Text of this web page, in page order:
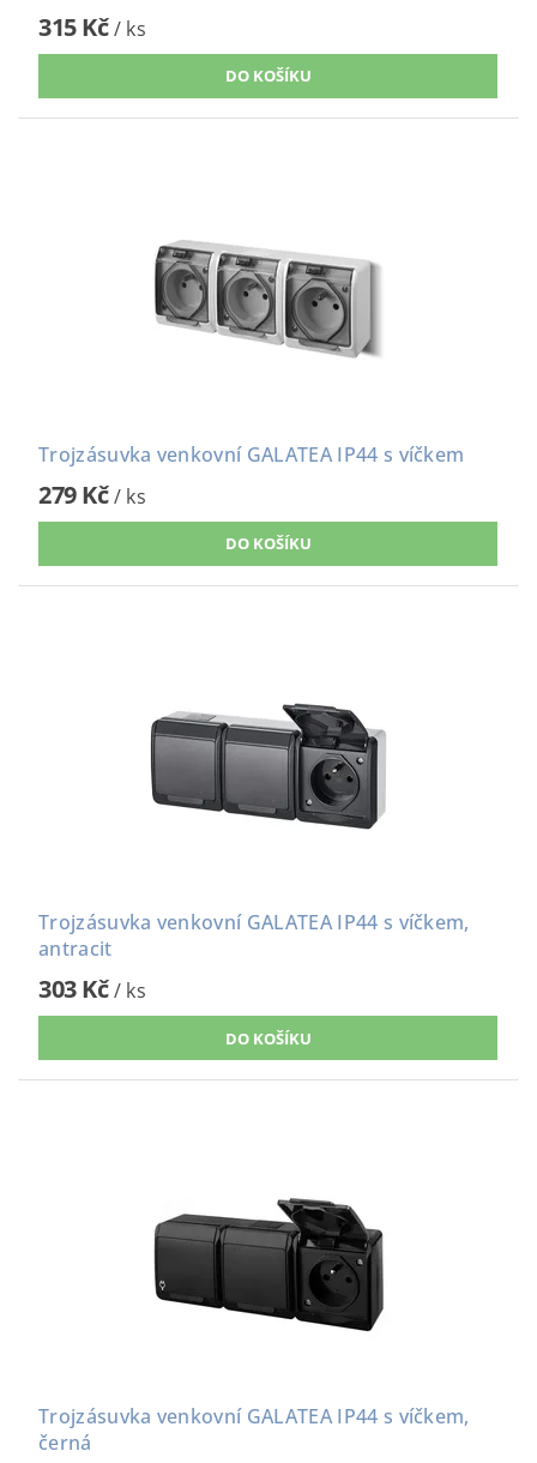
315 Kč/ ks
Trojzásuvka venkovní GALATEA IP44 s víčkem
279 Kč/ ks
Trojzásuvka venkovní GALATEA IP44 s víčkem,
antracit
303 Kč/ ks
Trojzásuvka venkovní GALATEA IP44 s víčkem,
černá